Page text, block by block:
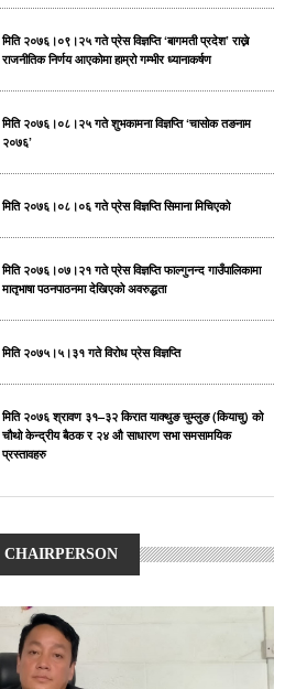
मिति २०७६।०९।२५ गते प्रेस विज्ञप्ति ‘बागमती प्रदेश’ राख्ने
राजनीतिक निर्णय आएकोमा हाम्रो गम्भीर ध्यानाकर्षण
मिति २०७६।०८।२५ गते शुभकामना विज्ञप्ति ‘चासोक तङनाम
२०७६’
मिति २०७६।०८।०६ गते प्रेस विज्ञप्ति सिमाना मिचिएको
मिति २०७६।०७।२१ गते प्रेस विज्ञप्ति फाल्गुनन्द गाउँपालिकामा
मातृभाषा पठनपाठनमा देखिएको अवरुद्धता
मिति २०७५।५।३१ गते विरोध प्रेस विज्ञप्ति
मिति २०७६ श्रावण ३१–३२ किरात याक्थुङ चुम्लुङ (कियाचु) को
चौथो केन्द्रीय बैठक र २४ औ साधारण सभा समसामयिक
प्रस्तावहरु
CHAIRPERSON